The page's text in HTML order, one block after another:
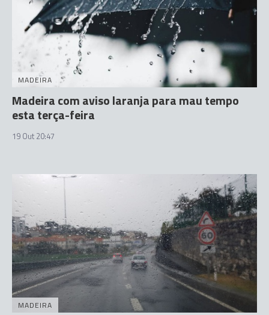
MADEIRA
Madeira com aviso laranja para mau tempo
esta terça-feira
19 Out 20:47
MADEIRA